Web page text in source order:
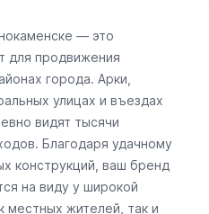
— это
для продвижения
города. Арки,
улицах и въездах
видят тысячи
Благодаря удачному
конструкций, ваш бренд
на виду у широкой
местных жителей, так и